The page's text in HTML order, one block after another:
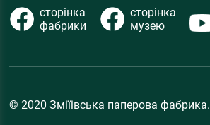
сторінка
фабрики
сторінка
музею
© 2020 Зміїівська паперова фабрика.